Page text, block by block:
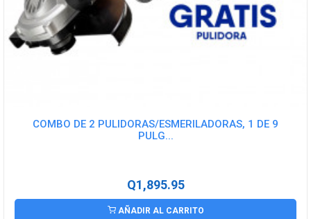
COMBO DE 2 PULIDORAS/ESMERILADORAS, 1 DE 9
PULG...
Q1,895.95
AÑADIR AL CARRITO